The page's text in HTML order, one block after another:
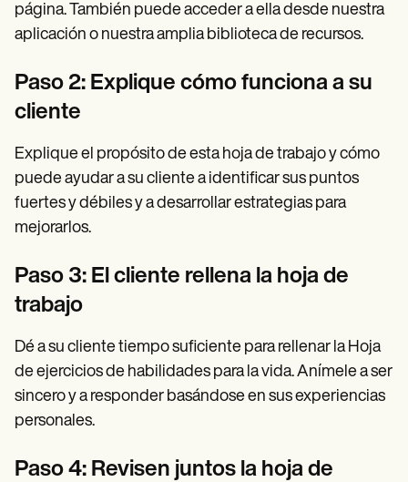
página. También puede acceder a ella desde nuestra
aplicación o nuestra amplia biblioteca de recursos.
Paso 2: Explique cómo funciona a su
cliente
Explique el propósito de esta hoja de trabajo y cómo
puede ayudar a su cliente a identificar sus puntos
fuertes y débiles y a desarrollar estrategias para
mejorarlos.
Paso 3: El cliente rellena la hoja de
trabajo
Dé a su cliente tiempo suficiente para rellenar la Hoja
de ejercicios de habilidades para la vida. Anímele a ser
sincero y a responder basándose en sus experiencias
personales.
Paso 4: Revisen juntos la hoja de